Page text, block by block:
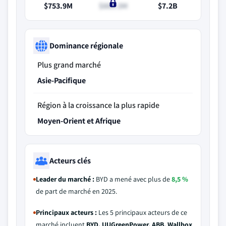
$753.9M
$889.3M
$7.2B
Dominance régionale
Plus grand marché
Asie-Pacifique
Région à la croissance la plus rapide
Moyen-Orient et Afrique
Acteurs clés
Leader du marché : BYD a mené avec plus de8,5 %
de part de marché en 2025.
Principaux acteurs : Les 5 principaux acteurs de ce